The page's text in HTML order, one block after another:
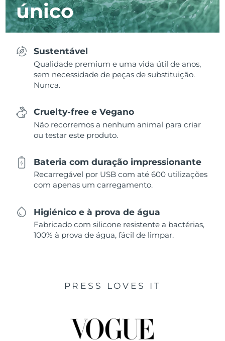
único
Sustentável
Qualidade premium e uma vida útil de anos,
sem necessidade de peças de substituição.
Nunca.
Cruelty-free e Vegano
Não recorremos a nenhum animal para criar
ou testar este produto.
Bateria com duração impressionante
Recarregável por USB com até 600 utilizações
com apenas um carregamento.
Higiénico e à prova de água
Fabricado com silicone resistente a bactérias,
100% à prova de água, fácil de limpar.
PRESS LOVES IT